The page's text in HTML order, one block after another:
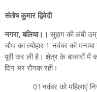
संतोष कुमार द्विवेदी
नगरा, बलिया।। सुहाग की लंबी
चौथ का त्योहार 1 नवंबर को
पूरी कर ली है। क्षेत्र के बाजारों में
दिन भर रौनक रही।
01नवंबर को महिलाएं